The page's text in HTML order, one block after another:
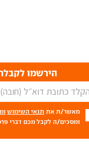
הירשמו
מאשר/ת את תנאי השימוש
ומסכים/ה לקבל מכם דברי